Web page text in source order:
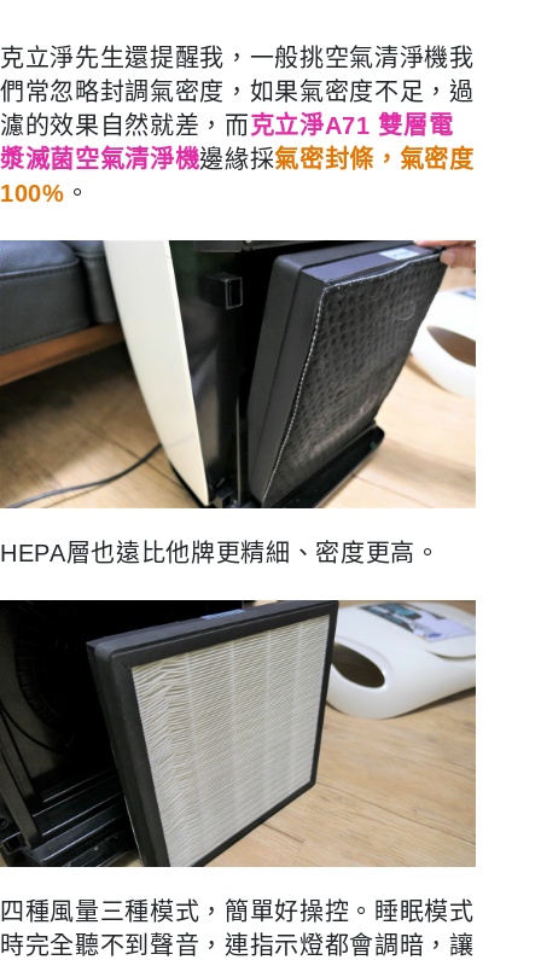
克立淨先生還提醒我，一般挑空氣清淨機我
們常忽略封調氣密度，如果氣密度不足，過
濾的效果自然就差，而克立淨A71 雙層電
漿滅菌空氣清淨機邊緣採氣密封條，氣密度
100% 。
HEPA層也遠比他牌更精細、密度更高。
四種風量三種模式，簡單好操控。睡眠模式
時完全聽不到聲音，連指示燈都會調暗，讓